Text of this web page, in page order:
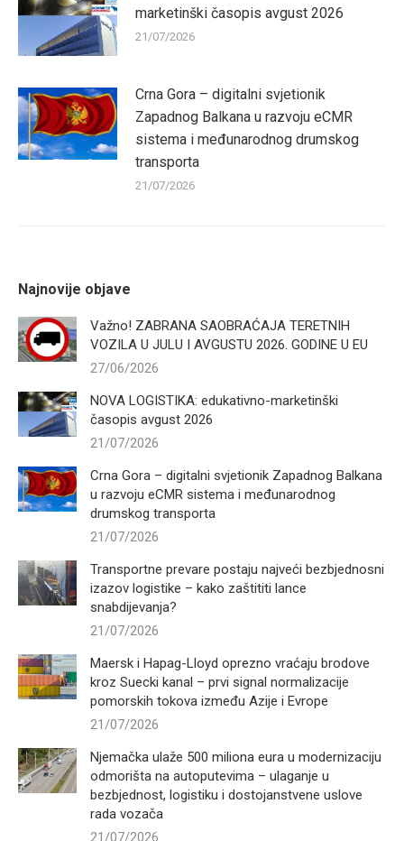
marketinški časopis avgust 2026
21/07/2026
Crna Gora – digitalni svjetionik
Zapadnog Balkana u razvoju eCMR
sistema i međunarodnog drumskog
transporta
21/07/2026
Najnovije objave
Važno! ZABRANA SAOBRAĆAJA TERETNIH
VOZILA U JULU I AVGUSTU 2026. GODINE U EU
27/06/2026
NOVA LOGISTIKA: edukativno-marketinški
časopis avgust 2026
21/07/2026
Crna Gora – digitalni svjetionik Zapadnog Balkana
u razvoju eCMR sistema i međunarodnog
drumskog transporta
21/07/2026
Transportne prevare postaju najveći bezbjednosni
izazov logistike – kako zaštititi lance
snabdijevanja?
21/07/2026
Maersk i Hapag-Lloyd oprezno vraćaju brodove
kroz Suecki kanal – prvi signal normalizacije
pomorskih tokova između Azije i Evrope
21/07/2026
Njemačka ulaže 500 miliona eura u modernizaciju
odmorišta na autoputevima – ulaganje u
bezbjednost, logistiku i dostojanstvene uslove
rada vozača
21/07/2026